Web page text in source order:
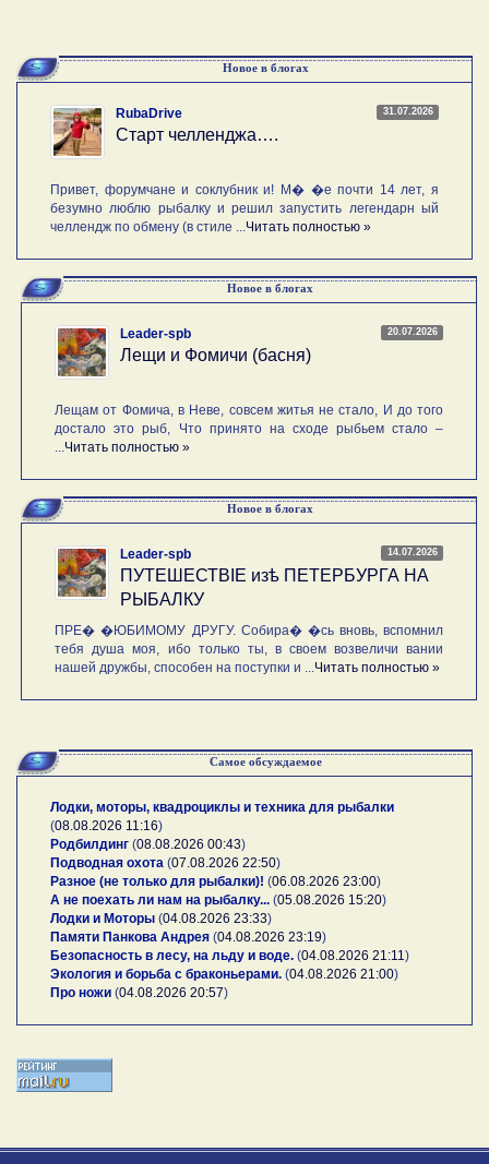
Новое в блогах
31.07.2026
RubaDrive
Старт челленджа….
Привет, форумчане и соклубник и! М� �е почти 14 лет, я
безумно люблю рыбалку и решил запустить легендарн ый
челлендж по обмену (в стиле ...Читать полностью »
Новое в блогах
20.07.2026
Leader-spb
Лещи и Фомичи (басня)
Лещам от Фомича, в Неве, совсем житья не стало, И до того
достало это рыб, Что принято на сходе рыбьем стало –
...Читать полностью »
Новое в блогах
14.07.2026
Leader-spb
ПУТЕШЕСТВIE изѣ ПЕТЕРБУРГА НА
РЫБАЛКУ
ПРЕ� �ЮБИМОМУ ДРУГУ. Собира� �сь вновь, вспомнил
тебя душа моя, ибо только ты, в своем возвеличи вании
нашей дружбы, способен на поступки и ...Читать полностью »
Самое обсуждаемое
Лодки, моторы, квадроциклы и техника для рыбалки
(08.08.2026 11:16)
Родбилдинг (08.08.2026 00:43)
Подводная охота (07.08.2026 22:50)
Разное (не только для рыбалки)! (06.08.2026 23:00)
А не поехать ли нам на рыбалку... (05.08.2026 15:20)
Лодки и Моторы (04.08.2026 23:33)
Памяти Панкова Андрея (04.08.2026 23:19)
Безопасность в лесу, на льду и воде. (04.08.2026 21:11)
Экология и борьба с браконьерами. (04.08.2026 21:00)
Про ножи (04.08.2026 20:57)